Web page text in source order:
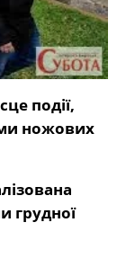
події,
ножових
грудної